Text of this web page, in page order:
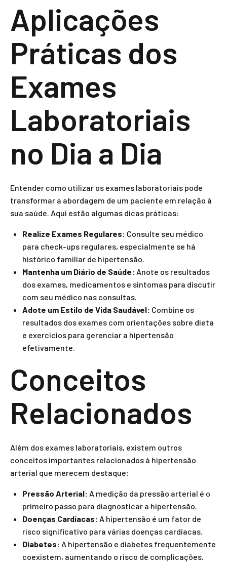
Aplicações
Práticas dos
Exames
Laboratoriais
no Dia a Dia
Entender como utilizar os exames laboratoriais pode
transformar a abordagem de um paciente em relação à
sua saúde. Aqui estão algumas dicas práticas:
Realize Exames Regulares: Consulte seu médico
para check-ups regulares, especialmente se há
histórico familiar de hipertensão.
Mantenha um Diário de Saúde: Anote os resultados
dos exames, medicamentos e sintomas para discutir
com seu médico nas consultas.
Adote um Estilo de Vida Saudável: Combine os
resultados dos exames com orientações sobre dieta
e exercícios para gerenciar a hipertensão
efetivamente.
Conceitos
Relacionados
Além dos exames laboratoriais, existem outros
conceitos importantes relacionados à hipertensão
arterial que merecem destaque:
Pressão Arterial: A medição da pressão arterial é o
primeiro passo para diagnosticar a hipertensão.
Doenças Cardíacas: A hipertensão é um fator de
risco significativo para várias doenças cardíacas.
Diabetes: A hipertensão e diabetes frequentemente
coexistem, aumentando o risco de complicações.